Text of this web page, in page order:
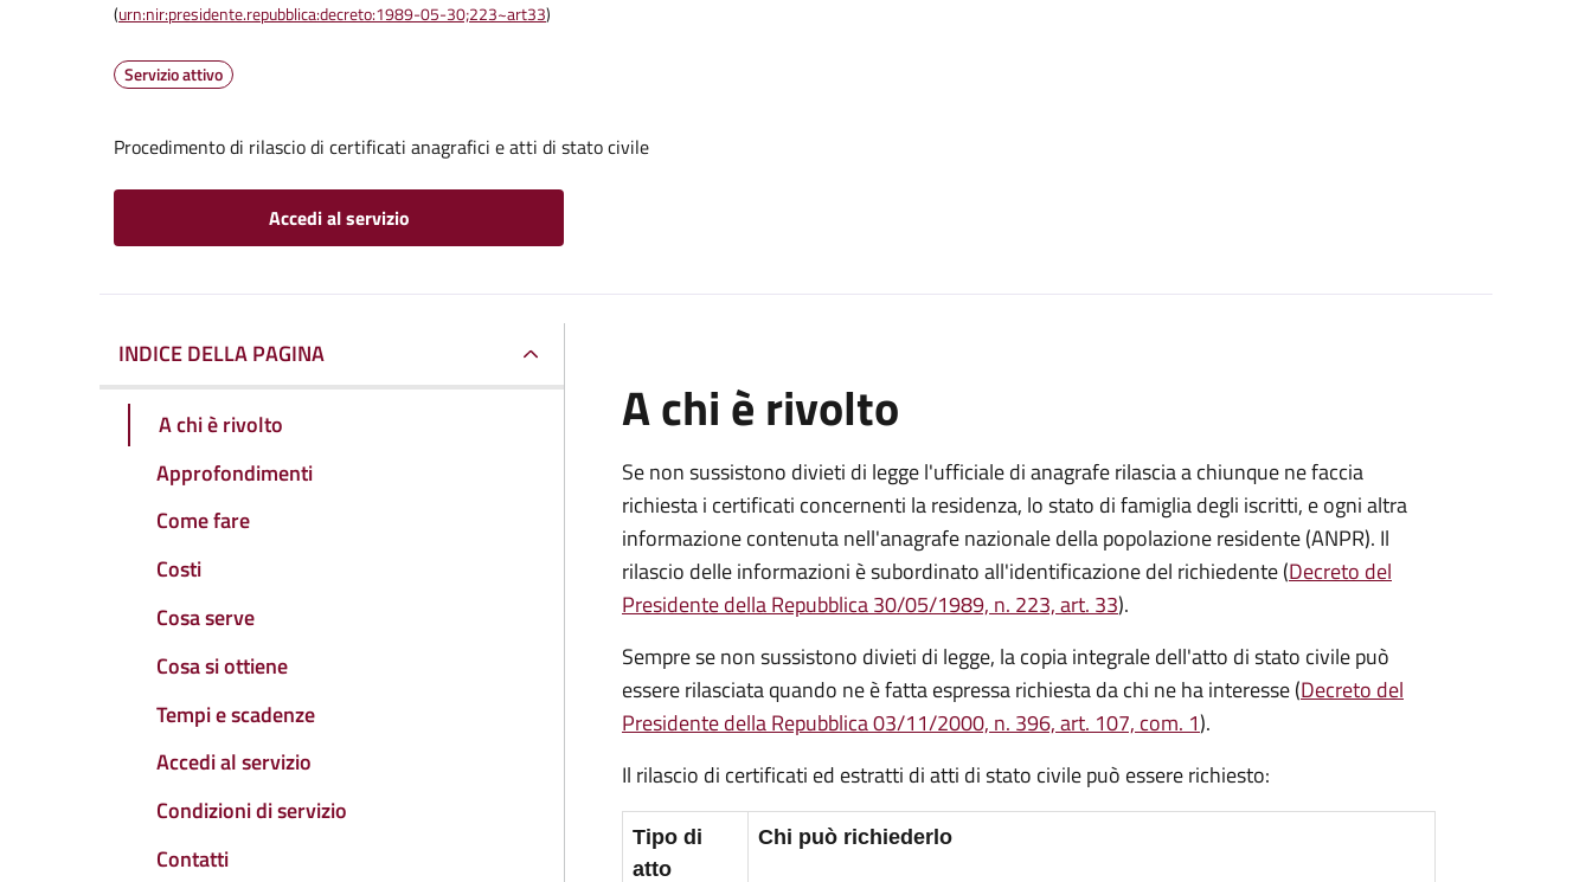
(urn:nir:presidente.repubblica:decreto:1989-05-30;223~art33)
Servizio attivo
Procedimento di rilascio di certificati anagrafici e atti di stato civile
Accedi al servizio
INDICE DELLA PAGINA
A chi è rivolto
Approfondimenti
Come fare
Costi
Cosa serve
Cosa si ottiene
Tempi e scadenze
Accedi al servizio
Condizioni di servizio
Contatti
A chi è rivolto
Se non sussistono divieti di legge l'ufficiale di anagrafe rilascia a chiunque ne faccia
richiesta i certificati concernenti la residenza, lo stato di famiglia degli iscritti, e ogni altra
informazione contenuta nell'anagrafe nazionale della popolazione residente (ANPR). Il
rilascio delle informazioni è subordinato all'identificazione del richiedente (Decreto del
Presidente della Repubblica 30/05/1989, n. 223, art. 33).
Sempre se non sussistono divieti di legge, la copia integrale dell'atto di stato civile può
essere rilasciata quando ne è fatta espressa richiesta da chi ne ha interesse (Decreto del
Presidente della Repubblica 03/11/2000, n. 396, art. 107, com. 1).
Il rilascio di certificati ed estratti di atti di stato civile può essere richiesto:
Tipo di
atto
Chi può richiederlo